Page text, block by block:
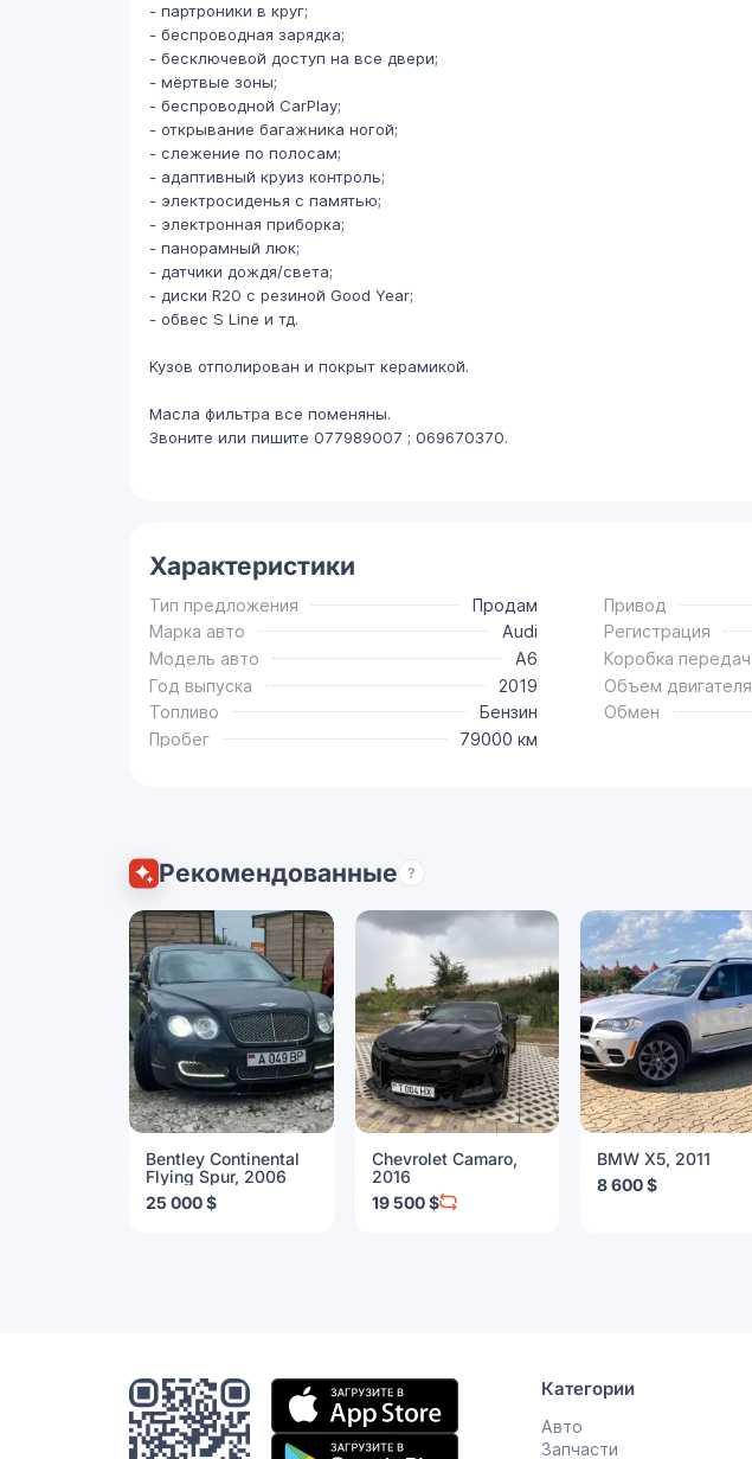
- партроники в круг;
- беспроводная зарядка;
- бесключевой доступ на все двери;
- мёртвые зоны;
- беспроводной CarPlay;
- открывание багажника ногой;
- слежение по полосам;
- адаптивный круиз контроль;
- электросиденья с памятью;
- электронная приборка;
- панорамный люк;
- датчики дождя/света;
- диски R20 с резиной Good Year;
- обвес S Line и тд.
Кузов отполирован и покрыт керамикой.
Масла фильтра все поменяны.
Звоните или пишите 077989007 ; 069670370.
Характеристики
Тип предложения
Продам
Марка авто
Audi
Модель авто
A6
Год выпуска
2019
Топливо
Бензин
Пробег
79000 км
Привод
Регистрация
Коробка передач
Объем двигателя
Обмен
Рекомендованные ?
Bentley Continental
Flying Spur, 2006
25 000 $
Chevrolet Camaro,
2016
19 500 $
BMW X5, 2011
8 600 $
Мобильное
приложение
Категории
Авто
Запчасти